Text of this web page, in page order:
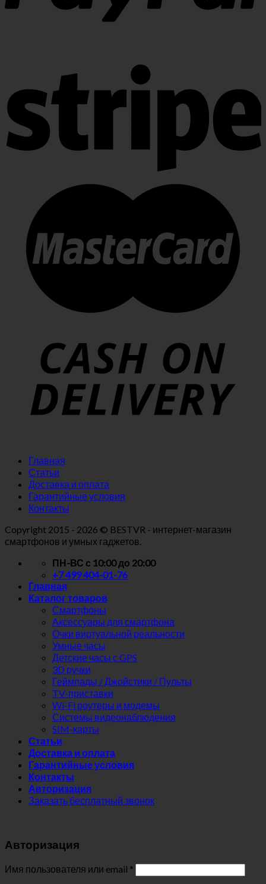
Главная
Статьи
Доставка и оплата
Гарантийные условия
Контакты
Copyright 2015 - 2026 © BESTVR - интернет-магазин
смартфонов и умных гаджетов.
ПН-ВС с 10:00 до 20:00
+7 499 404-01-76
Главная
Каталог товаров
Смартфоны
Аксессуары для смартфона
Очки виртуальной реальности
Умные часы
Детские часы с GPS
3D ручки
Геймпады / Джойстики / Пульты
TV-приставки
Wi-Fi роутеры и модемы
Системы видеонаблюдения
SIM-карты
Статьи
Доставка и оплата
Гарантийные условия
Контакты
Авторизация
Заказать бесплатный звонок
Авторизация
Имя пользователя или email *